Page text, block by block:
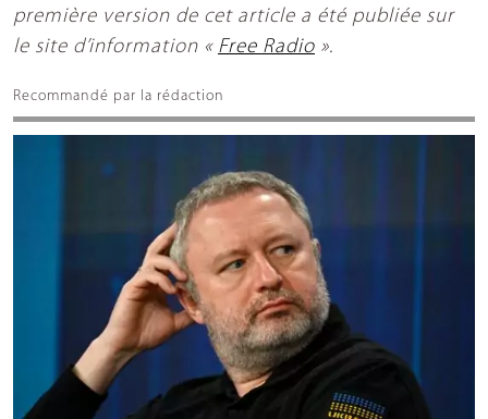
première version de cet article a été publiée sur
le site d’information « Free Radio ».
Recommandé par la rédaction